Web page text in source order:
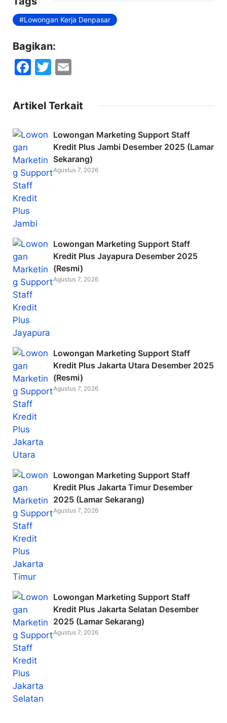
Lowongan Kerja Denpasar
Bagikan:
F
c
e
b
o
k
T
itt
er
ai
l
Artikel Terkait
Lowongan Marketing Support Staff
Kredit Plus Jambi Desember 2025 (Lamar
Sekarang)
Agustus 7, 2026
Lowongan Marketing Support Staff
Kredit Plus Jayapura Desember 2025
(Resmi)
Agustus 7, 2026
Lowongan Marketing Support Staff
Kredit Plus Jakarta Utara Desember 2025
(Resmi)
Agustus 7, 2026
Lowongan Marketing Support Staff
Kredit Plus Jakarta Timur Desember
2025 (Lamar Sekarang)
Agustus 7, 2026
Lowongan Marketing Support Staff
Kredit Plus Jakarta Selatan Desember
2025 (Lamar Sekarang)
Agustus 7, 2026